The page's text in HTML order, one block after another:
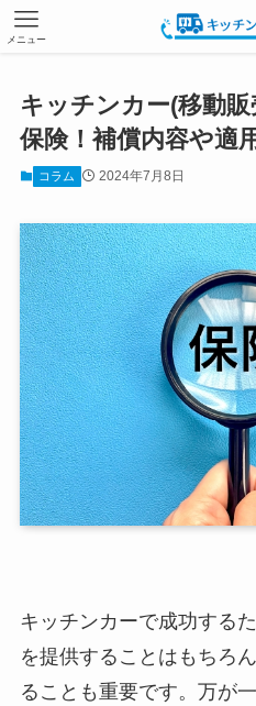
メニュー
キッチンカー(移動
保険！補償内容や適
コラム 2024年7月8日
キッチンカーで成功する
を提供することはもちろ
ることも重要です。万が